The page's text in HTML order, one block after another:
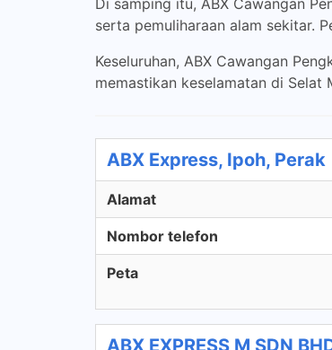
Di samping itu, ABX Cawangan
serta pemuliharaan alam sekitar.
Keseluruhan, ABX Cawangan
memastikan keselamatan di Selat
ABX Express, Ipoh, Perak
Alamat
Nombor telefon
Peta
ABX EXPRESS M SDN